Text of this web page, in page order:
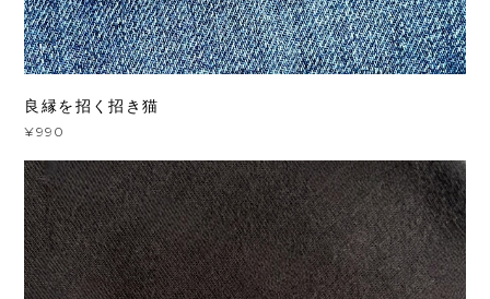
良縁を招く招き猫
¥990